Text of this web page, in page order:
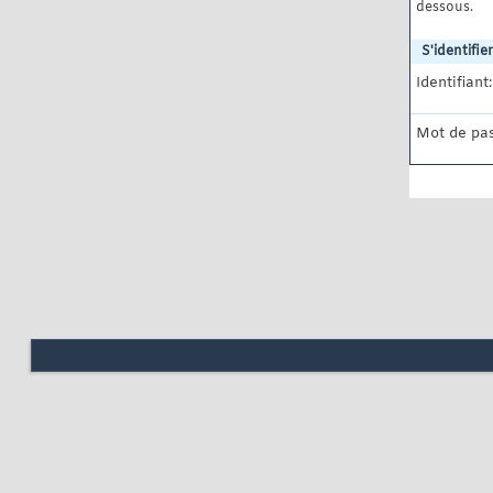
dessous.
S'identifier
Identifiant:
Mot de